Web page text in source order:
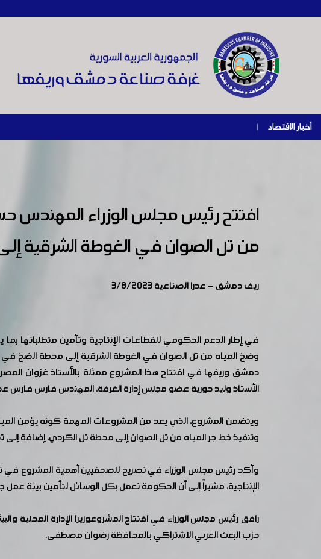
أخبار الاقتصاد |
افتتح رئيس مجلس الوزراء المهندس
من تل الصوان في الغوطة
ريف دمشق - عدرا الصناعية 3/8/2023
في إطار الدعم الحكومي للقطاعات الإنتاجية وتأمين متطلباتها
دمشق وريفها في افتتاح هذا المشروع ممثلة بالأستاذ غزوان
الأستاذ وليد حورية عضو مجلس إدارة الغرفة، المهندس فارس فارس
وتنفيذ خط جر المياه من تل الصوان إلى محطة تل الكردي، إضافة إلى
وأكد رئيس مجلس الوزراء في تصريح للصحفيين أهمية المشروع في
الإنتاجية، مشيراً إلى أن الحكومة تعمل بكل الوسائل لتأمين بيئة
رافق رئيس مجلس الوزراء في افتتاح المشروعوزيرا الإدارة
حزب البعث العربي الاشتراكي بالمحافظة رضوان مصطفى.